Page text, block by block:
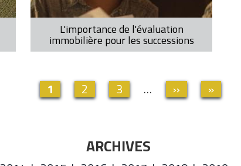
L'importance de l'évaluation
immobilière pour les successions
Page
actuelle
1 Page
2 Page
3 …
Page
suivante
››
Dernière
page
»
ARCHIVES